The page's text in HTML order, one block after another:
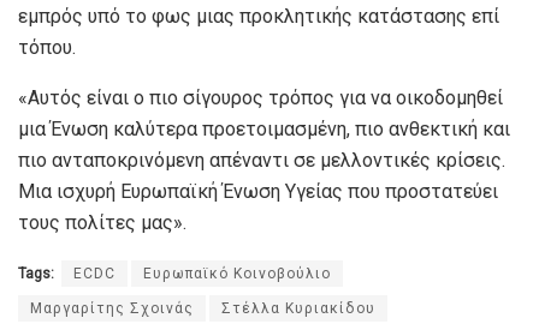
εμπρός υπό το φως μιας προκλητικής κατάστασης επί
τόπου.
«Αυτός είναι ο πιο σίγουρος τρόπος για να οικοδομηθεί
μια Ένωση καλύτερα προετοιμασμένη, πιο ανθεκτική και
πιο ανταποκρινόμενη απέναντι σε μελλοντικές κρίσεις.
Μια ισχυρή Ευρωπαϊκή Ένωση Υγείας που προστατεύει
τους πολίτες μας».
Tags: ECDC Ευρωπαϊκό Κοινοβούλιο
Μαργαρίτης Σχοινάς Στέλλα Κυριακίδου